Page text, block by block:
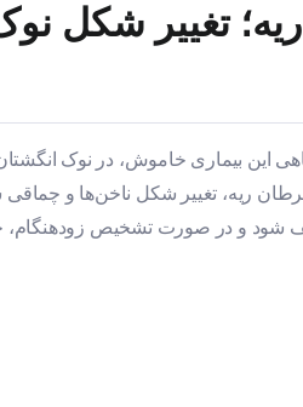
تغییر شکل
بیماری خاموش، در نوک
ریه، تغییر شکل ناخن‌ها و
و در صورت تشخیص زودهنگام،